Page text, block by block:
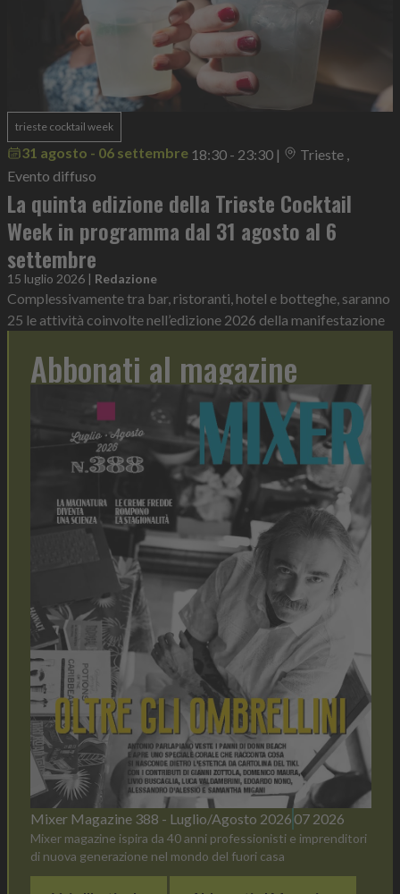
trieste cocktail week
31 agosto - 06 settembre 18:30 - 23:30 |
Trieste ,
Evento diffuso
La quinta edizione della Trieste Cocktail
Week in programma dal 31 agosto al 6
settembre
15 luglio 2026 | Redazione
Complessivamente tra bar, ristoranti, hotel e botteghe, saranno
25 le attività coinvolte nell’edizione 2026 della manifestazione
Abbonati al magazine
Mixer Magazine 388 - Luglio/Agosto 2026 07 2026
Mixer magazine ispira da 40 anni professionisti e imprenditori
di nuova generazione nel mondo del fuori casa